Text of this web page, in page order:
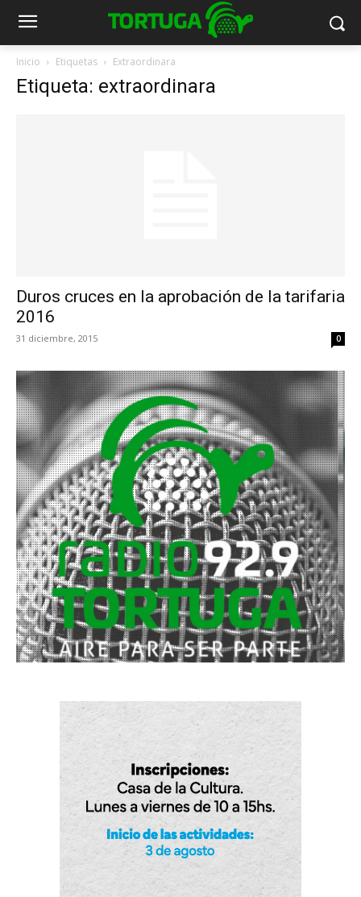
Inicio Etiquetas Extraordinara
Etiqueta: extraordinara
Duros cruces en la aprobación de la tarifaria
2016
31 diciembre, 2015 0